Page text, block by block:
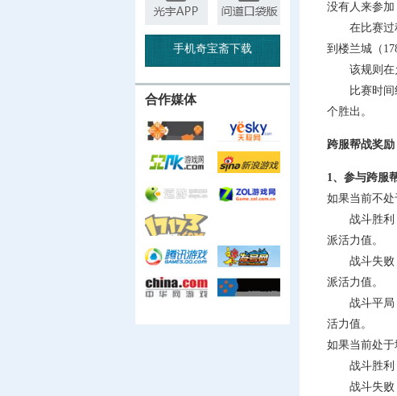
手机奇宝斋下载
合作媒体
没有人来参加
在比赛过程
到楼兰城（
该规则在允
比赛时间终
个胜出。
跨服帮战奖励
1、参与跨服
如果当前不
战斗胜利，
派活力值。
战斗失败，
派活力值。
战斗平局，
活力值。
如果当前处于
战斗胜利，
战斗失败，